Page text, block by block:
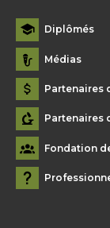
Diplômés
Médias
Partenaires
Partenaires
Fondation